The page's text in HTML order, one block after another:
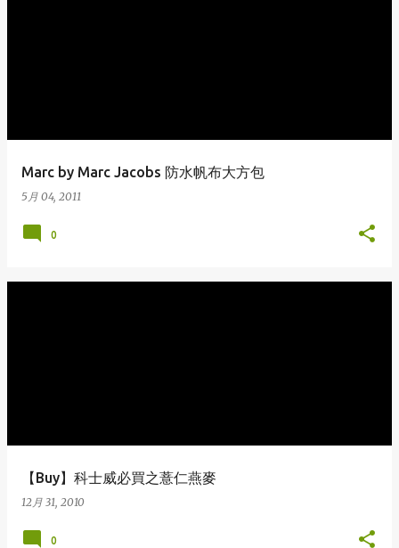
Marc by Marc Jacobs 防水帆布大方包
5月 04, 2011
0
【Buy】科士威必買之薏仁燕麥
12月 31, 2010
0